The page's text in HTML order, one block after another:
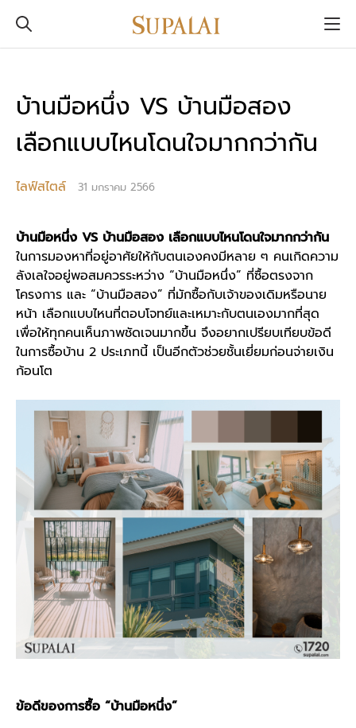
บ้านมือหนึ่ง VS บ้านมือสอง
เลือกแบบไหนโดนใจมากกว่ากัน
ไลฟ์สไตล์ 31 มกราคม 2566
บ้านมือหนึ่ง VS บ้านมือสอง เลือกแบบไหนโดนใจมากกว่ากัน
ในการมองหาที่อยู่อาศัยให้กับตนเองคงมีหลาย ๆ คนเกิดความ
ลังเลใจอยู่พอสมควรระหว่าง “บ้านมือหนึ่ง” ที่ซื้อตรงจาก
โครงการ และ “บ้านมือสอง” ที่มักซื้อกับเจ้าของเดิมหรือนาย
หน้า เลือกแบบไหนที่ตอบโจทย์และเหมาะกับตนเองมากที่สุด
เพื่อให้ทุกคนเห็นภาพชัดเจนมากขึ้น จึงอยากเปรียบเทียบข้อดี
ในการซื้อบ้าน 2 ประเภทนี้ เป็นอีกตัวช่วยชั้นเยี่ยมก่อนจ่ายเงิน
ก้อนโต
ข้อดีของการซื้อ “บ้านมือหนึ่ง”